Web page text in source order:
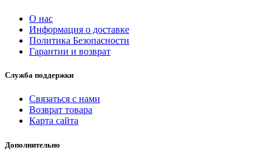
О нас
Информация о доставке
Политика Безопасности
Гарантии и возврат
Служба поддержки
Связаться с нами
Возврат товара
Карта сайта
Дополнительно